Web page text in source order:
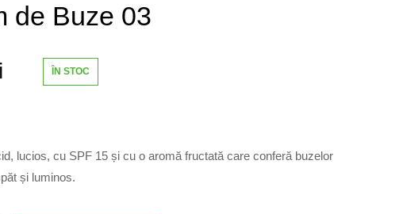
de Buze 03
ÎN STOC
lucios, cu SPF 15 și cu o aromă fructată care conferă buzelor
și luminos.